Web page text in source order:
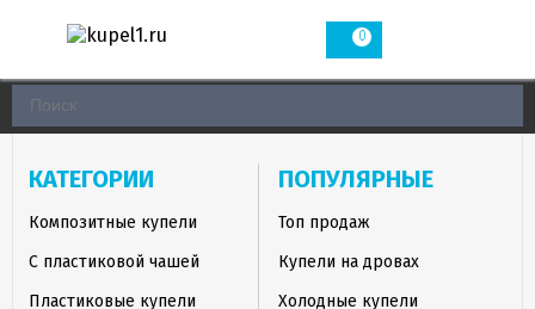
0
КАТЕГОРИИ
Композитные купели
С пластиковой чашей
Пластиковые купели
ПОПУЛЯРНЫЕ
Топ продаж
Купели на дровах
Холодные купели